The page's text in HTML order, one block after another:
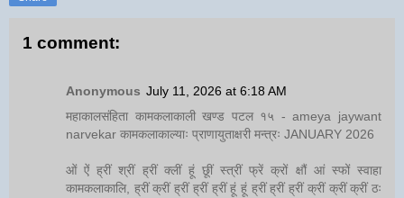
1 comment:
Anonymous July 11, 2026 at 6:18 AM
महाकालसंहिता कामकलाकाली खण्ड पटल १५ - ameya jaywant
narvekar कामकलाकाल्याः प्राणायुताक्षरी मन्त्रः JANUARY 2026
ओं ऐं ह्रीं श्रीं ह्रीं क्लीं हूं छूीं स्त्रीं फ्रें क्रों क्षौं आं स्फों स्वाहा
कामकलाकालि, ह्रीं क्रीं ह्रीं ह्रीं ह्रीं हूं हूं ह्रीं ह्रीं ह्रीं क्रीं क्रीं क्रीं ठः